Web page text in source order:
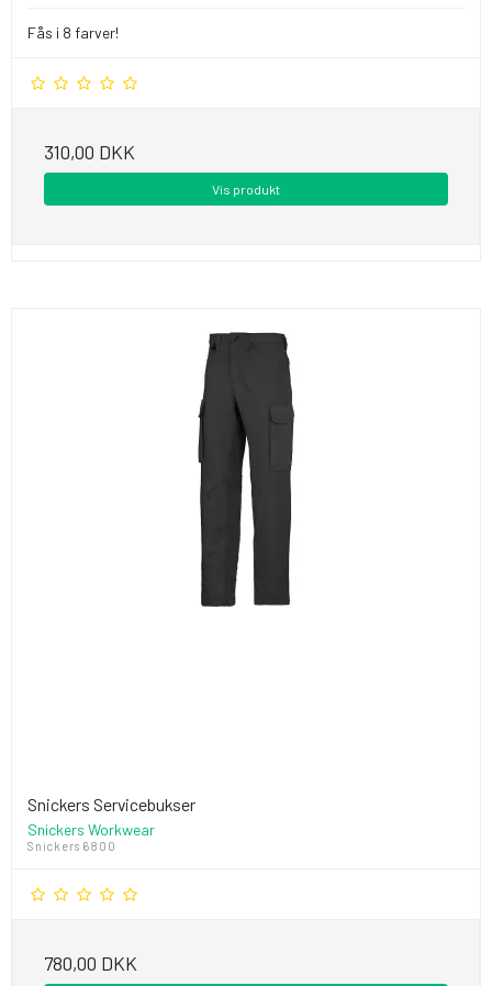
Fås i 8 farver!
310,00 DKK
Vis produkt
Snickers Servicebukser
Snickers Workwear
Snickers 6800
780,00 DKK